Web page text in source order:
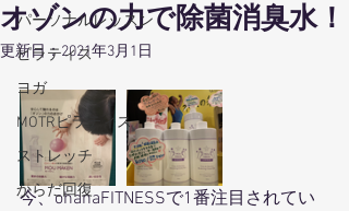
パーソナルレッスン
ピラティス
ヨガ
MOTRピラティス
ストレッチ
からだ回復
オゾンの力で除菌消臭水！
更新日：2021年3月1日
今、ohanaFITNESSで1番注目されてい